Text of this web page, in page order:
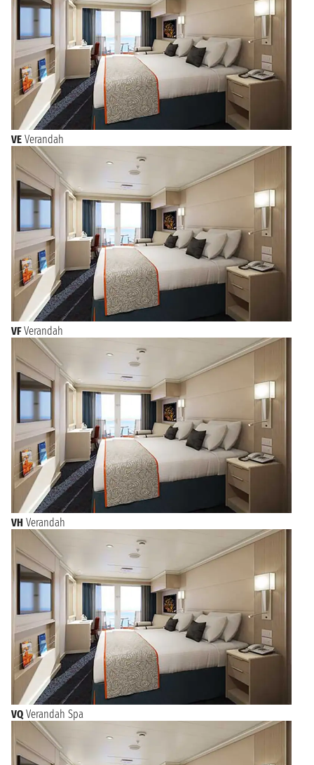
VE Verandah
VF Verandah
VH Verandah
VQ Verandah Spa